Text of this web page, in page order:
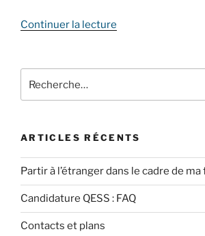
Continuer la lecture
:
pour
ARTICLES RÉCENTS
Partir à l’étranger dans le cadre de
Candidature QESS : FAQ
Contacts et plans